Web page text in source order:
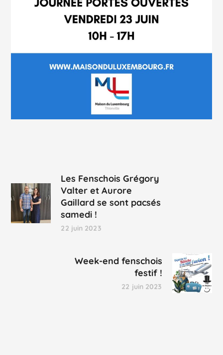
Les Fenschois Grégory
Valter et Aurore
Gaillard se sont pacsés
samedi !
22 juin 2023
Week-end fenschois
festif !
22 juin 2023